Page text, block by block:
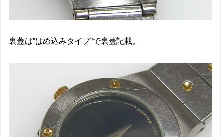
裏蓋は”はめ込みタイプ”で裏蓋記載。